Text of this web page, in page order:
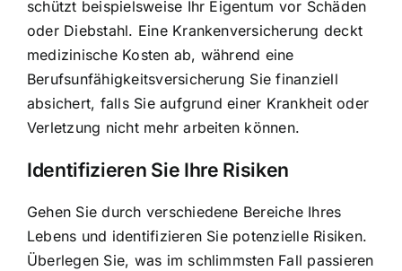
schützt beispielsweise Ihr Eigentum vor Schäden
oder Diebstahl. Eine Krankenversicherung deckt
medizinische Kosten ab, während eine
Berufsunfähigkeitsversicherung Sie finanziell
absichert, falls Sie aufgrund einer Krankheit oder
Verletzung nicht mehr arbeiten können.
Identifizieren Sie Ihre Risiken
Gehen Sie durch verschiedene Bereiche Ihres
Lebens und identifizieren Sie potenzielle Risiken.
Überlegen Sie, was im schlimmsten Fall passieren